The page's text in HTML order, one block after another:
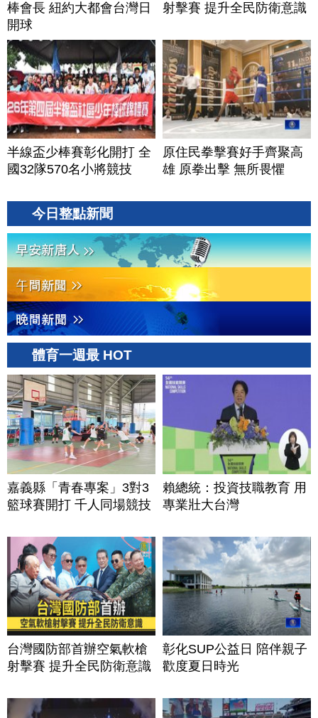
棒會長 紐約大都會台灣日
開球
射擊賽 提升全民防衛意識
半線盃少棒賽彰化開打 全
國32隊570名小將競技
原住民拳擊賽好手齊聚高
雄 原拳出擊 無所畏懼
今日整點新聞
體育一週最 HOT
嘉義縣「青春專案」3對3
籃球賽開打 千人同場競技
賴總統：投資技職教育 用
專業壯大台灣
台灣國防部首辦空氣軟槍
射擊賽 提升全民防衛意識
彰化SUP公益日 陪伴親子
歡度夏日時光